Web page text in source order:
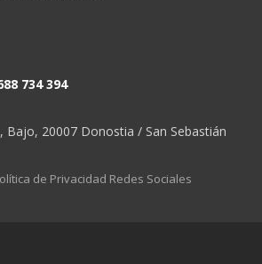
734 394
Bajo, 20007 Donostia / San Sebastián
de Privacidad Redes Sociales